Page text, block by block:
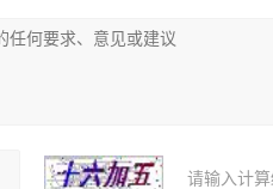
请输入计